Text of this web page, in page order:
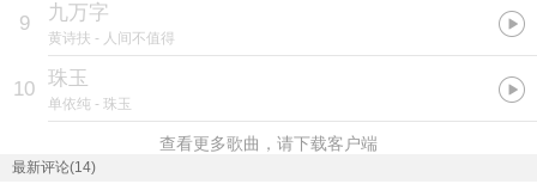
9 九万字
黄诗扶 - 人间不值得
10 珠玉
单依纯 - 珠玉
查看更多歌曲，请下载客户端
最新评论(14)